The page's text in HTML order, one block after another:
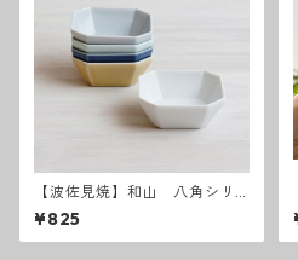
【波佐見焼】和山 八角シリ
ーズ S 小付け
¥825